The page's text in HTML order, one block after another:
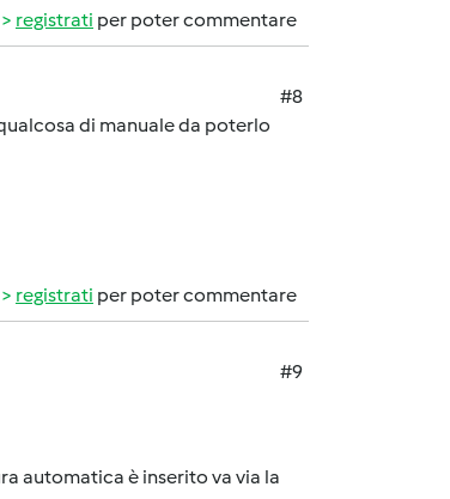
registrati per poter commentare
#8
di manuale da poterlo
registrati per poter commentare
#9
automatica è inserito va via la